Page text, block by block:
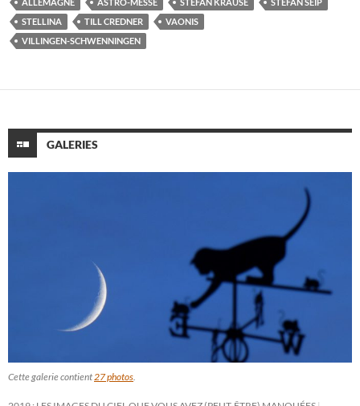
STELLINA
TILL CREDNER
VAONIS
VILLINGEN-SCHWENNINGEN
GALERIES
Cette galerie contient 27 photos